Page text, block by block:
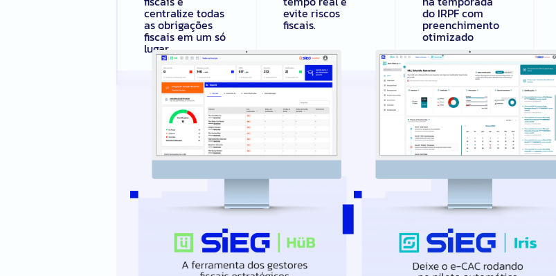
centralize todas
as obrigações
fiscais em um só
lugar
evite riscos
fiscais.
do IRPF com
preenchimento
otimizado